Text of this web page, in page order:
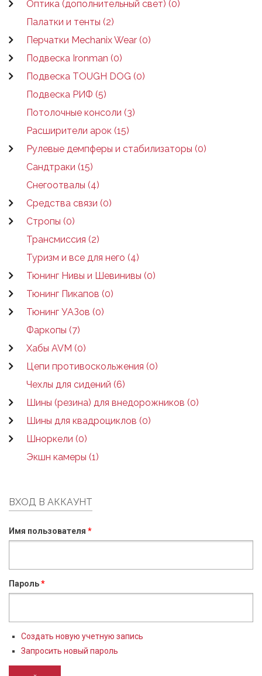
Оптика (дополнительный свет) (0)
Палатки и тенты (2)
Перчатки Mechanix Wear (0)
Подвеска Ironman (0)
Подвеска TOUGH DOG (0)
Подвеска РИФ (5)
Потолочные консоли (3)
Расширители арок (15)
Рулевые демпферы и стабилизаторы (0)
Сандтраки (15)
Снегоотвалы (4)
Средства связи (0)
Стропы (0)
Трансмиссия (2)
Туризм и все для него (4)
Тюнинг Нивы и Шевинивы (0)
Тюнинг Пикапов (0)
Тюнинг УАЗов (0)
Фаркопы (7)
Хабы AVM (0)
Цепи противоскольжения (0)
Чехлы для сидений (6)
Шины (резина) для внедорожников (0)
Шины для квадроциклов (0)
Шноркели (0)
Экшн камеры (1)
ВХОД В АККАУНТ
Имя пользователя *
Пароль*
Создать новую учетную запись
Запросить новый пароль